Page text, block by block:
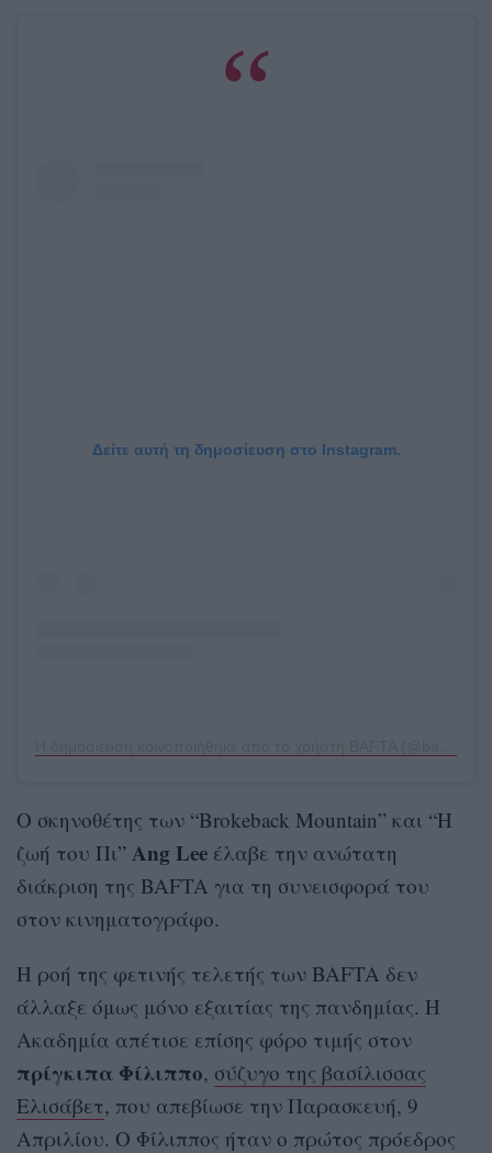
Δείτε αυτή τη δημοσίευση στο Instagram.
Ο σκηνοθέτης των “Brokeback Mountain” και “Η
ζωή του Πι” Ang Lee έλαβε την ανώτατη
διάκριση της BAFTA για τη συνεισφορά του
στον κινηματογράφο.
Η ροή της φετινής τελετής των BAFTA δεν
άλλαξε όμως μόνο εξαιτίας της πανδημίας. Η
Ακαδημία απέτισε επίσης φόρο τιμής στον
πρίγκιπα Φίλιππο, σύζυγο της βασίλισσας
Ελισάβετ, που απεβίωσε την Παρασκευή, 9
Απριλίου. Ο Φίλιππος ήταν ο πρώτος πρόεδρος